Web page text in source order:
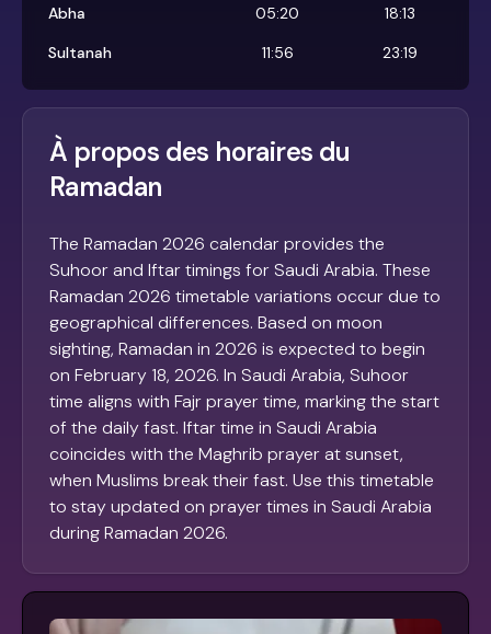
Abha
05:20
18:13
Sultanah
11:56 23:19
À propos des horaires du
Ramadan
The Ramadan 2026 calendar provides the
Suhoor and Iftar timings for Saudi Arabia. These
Ramadan 2026 timetable variations occur due to
geographical differences. Based on moon
sighting, Ramadan in 2026 is expected to begin
on February 18, 2026. In Saudi Arabia, Suhoor
time aligns with Fajr prayer time, marking the start
of the daily fast. Iftar time in Saudi Arabia
coincides with the Maghrib prayer at sunset,
when Muslims break their fast. Use this timetable
to stay updated on prayer times in Saudi Arabia
during Ramadan 2026.